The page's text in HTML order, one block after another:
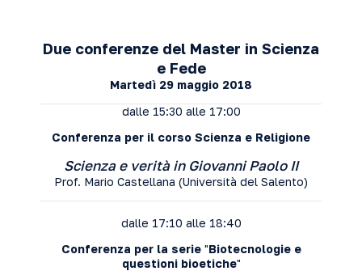
Due conferenze del Master in Scienza
e Fede
Martedì 29 maggio 2018
dalle 15:30 alle 17:00
Conferenza per il corso Scienza e Religione
Scienza e verità in Giovanni Paolo II
Prof. Mario Castellana (Università del Salento)
dalle 17:10 alle 18:40
Conferenza per la serie"Biotecnologie e
questioni bioetiche"